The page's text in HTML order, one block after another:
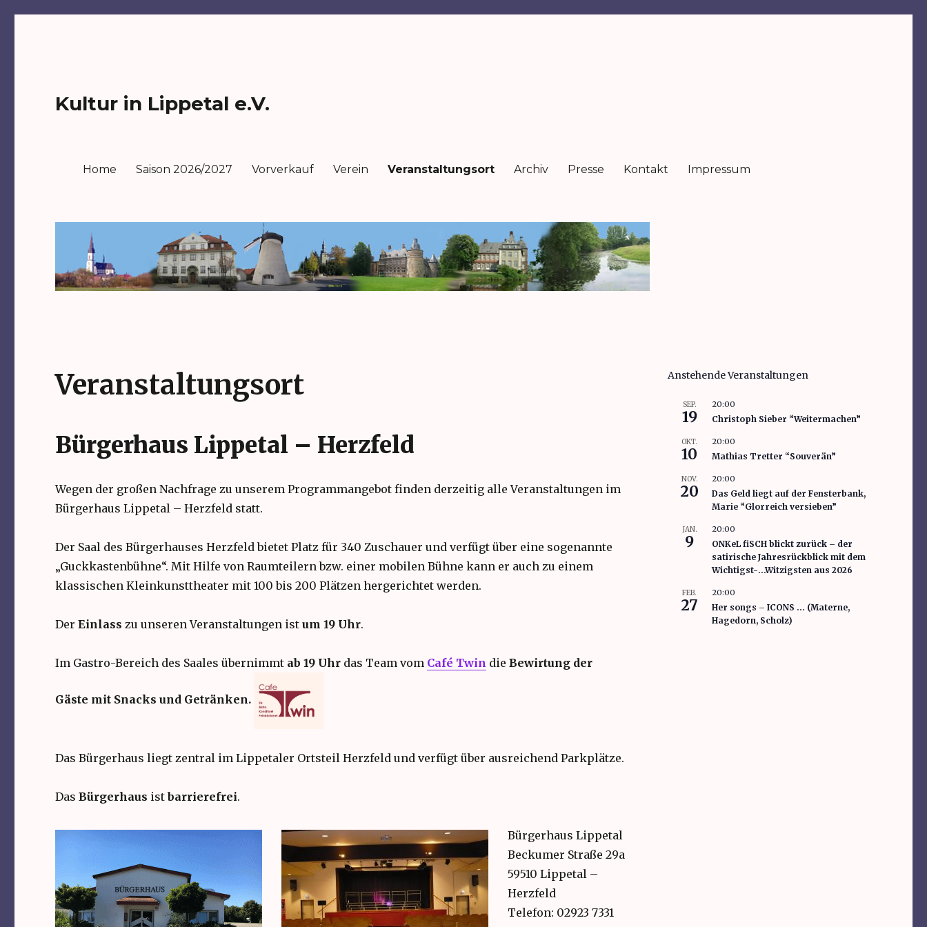
Kultur in Lippetal e.V.
Home Saison 2026/2027 Vorverkauf Verein Veranstaltungsort Archiv Presse Kontakt Impressum
Veranstaltungsort
Bürgerhaus Lippetal – Herzfeld
Wegen der großen Nachfrage zu unserem Programmangebot finden derzeitig alle Veranstaltungen im
Bürgerhaus Lippetal – Herzfeld statt.
Der Saal des Bürgerhauses Herzfeld bietet Platz für 340 Zuschauer und verfügt über eine sogenannte
„Guckkastenbühne“. Mit Hilfe von Raumteilern bzw. einer mobilen Bühne kann er auch zu einem
klassischen Kleinkunsttheater mit 100 bis 200 Plätzen hergerichtet werden.
DerEinlass zu unseren Veranstaltungen istum 19 Uhr.
Im Gastro-Bereich des Saales übernimmt ab 19 Uhr das Team vom Café Twin dieBewirtung der
Gäste mit Snacks und Getränken.
Das Bürgerhaus liegt zentral im Lippetaler Ortsteil Herzfeld und verfügt über ausreichend Parkplätze.
DasBürgerhaus istbarrierefrei.
Bürgerhaus Lippetal
Beckumer Straße 29a
59510 Lippetal –
Herzfeld
Telefon: 02923 7331
Anstehende Veranstaltungen
SEP.
19
20:00
Christoph Sieber “Weitermachen”
OKT.
10
20:00
Mathias Tretter “Souverän”
NOV.
20
20:00
Das Geld liegt auf der Fensterbank,
Marie “Glorreich versieben”
JAN.
9
20:00
ONKeL fiSCH blickt zurück – der
satirische Jahresrückblick mit dem
Wichtigst-…Witzigsten aus 2026
FEB.
27
20:00
Her songs – ICONS … (Materne,
Hagedorn, Scholz)